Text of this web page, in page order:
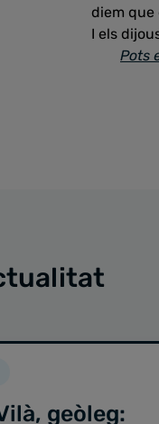
diem que
I els
Pots
geòleg: